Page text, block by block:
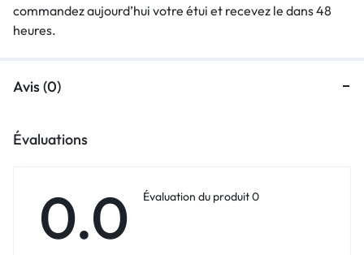
commandez aujourd’hui votre étui et recevez le dans 48
heures.
Avis (0)
Évaluations
0.0 Évaluation du produit 0